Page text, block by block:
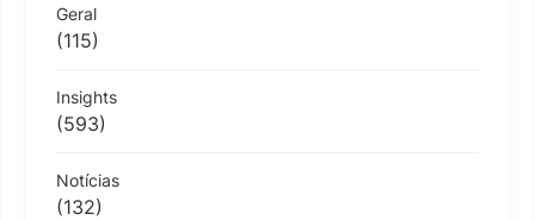
Geral
(115)
Insights
(593)
Notícias
(132)